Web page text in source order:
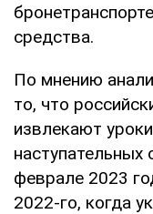
средства.
По мнению
то, что
извлекают
феврале 2023
2022-го, когда